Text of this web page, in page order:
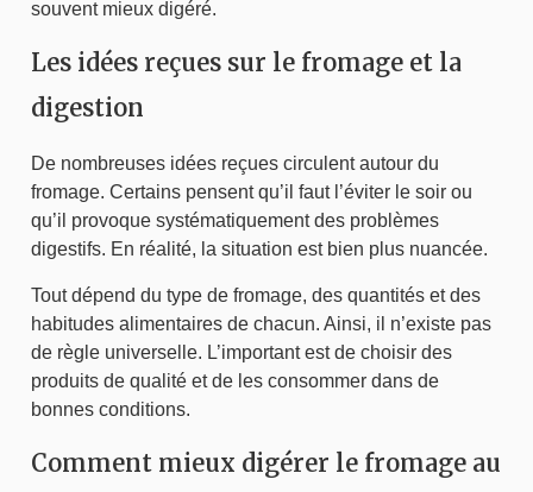
souvent mieux digéré.
Les idées reçues sur le fromage et la
digestion
De nombreuses idées reçues circulent autour du
fromage. Certains pensent qu’il faut l’éviter le soir ou
qu’il provoque systématiquement des problèmes
digestifs. En réalité, la situation est bien plus nuancée.
Tout dépend du type de fromage, des quantités et des
habitudes alimentaires de chacun. Ainsi, il n’existe pas
de règle universelle. L’important est de choisir des
produits de qualité et de les consommer dans de
bonnes conditions.
Comment mieux digérer le fromage au